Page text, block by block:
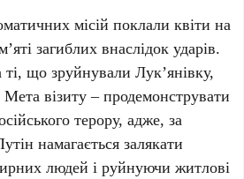
місій поклали квіти на
загиблих внаслідок ударів.
ті, що зруйнували Лук’янівку,
Мета візиту – продемонструвати
терору, адже, за
намагається залякати
людей і руйнуючи житлові